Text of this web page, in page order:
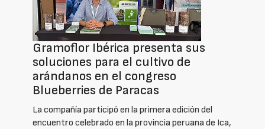
Gramoflor Ibérica presenta sus
soluciones para el cultivo de
arándanos en el congreso
Blueberries de Paracas
La compañía participó en la primera edición del
encuentro celebrado en la provincia peruana de Ica,